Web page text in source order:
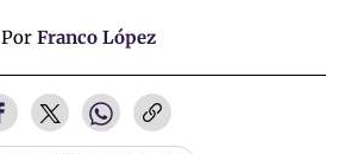
Por Franco López